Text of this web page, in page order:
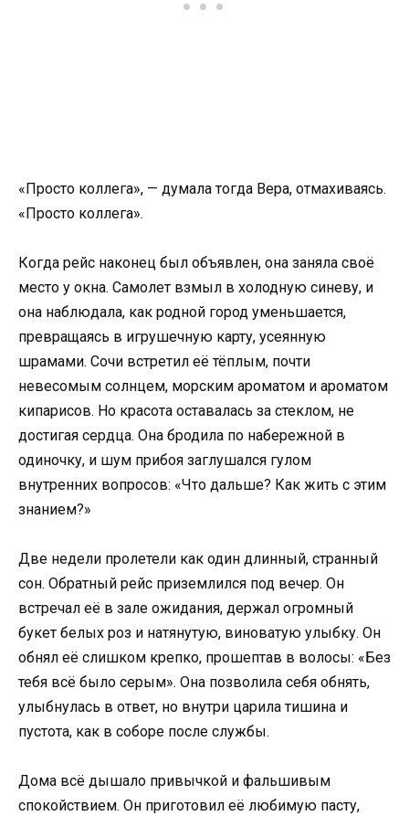
«Просто коллега», — думала тогда Вера, отмахиваясь.
«Просто коллега».
Когда рейс наконец был объявлен, она заняла своё
место у окна. Самолет взмыл в холодную синеву, и
она наблюдала, как родной город уменьшается,
превращаясь в игрушечную карту, усеянную
шрамами. Сочи встретил её тёплым, почти
невесомым солнцем, морским ароматом и ароматом
кипарисов. Но красота оставалась за стеклом, не
достигая сердца. Она бродила по набережной в
одиночку, и шум прибоя заглушался гулом
внутренних вопросов: «Что дальше? Как жить с этим
знанием?»
Две недели пролетели как один длинный, странный
сон. Обратный рейс приземлился под вечер. Он
встречал её в зале ожидания, держал огромный
букет белых роз и натянутую, виноватую улыбку. Он
обнял её слишком крепко, прошептав в волосы: «Без
тебя всё было серым». Она позволила себя обнять,
улыбнулась в ответ, но внутри царила тишина и
пустота, как в соборе после службы.
Дома всё дышало привычкой и фальшивым
спокойствием. Он приготовил её любимую пасту,